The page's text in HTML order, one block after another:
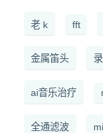
老 k fft
金属笛头
ai音乐治疗
全通滤波